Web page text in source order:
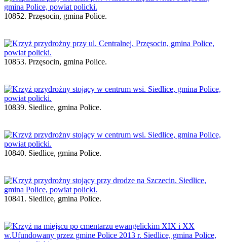
10852. Przęsocin, gmina Police.
10853. Przęsocin, gmina Police.
10839. Siedlice, gmina Police.
10840. Siedlice, gmina Police.
10841. Siedlice, gmina Police.